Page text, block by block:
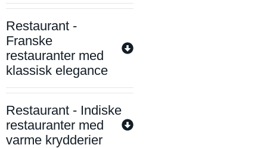
Restaurant -
Franske
restauranter med
klassisk elegance
Restaurant - Indiske
restauranter med
varme krydderier